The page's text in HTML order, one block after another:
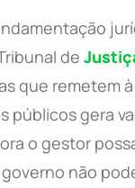
de
que remetem
públicos gera
o gestor
não